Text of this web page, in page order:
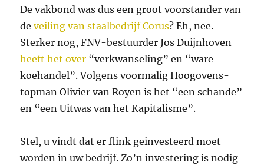
De vakbond was dus een groot voorstander van
deveiling van staalbedrijf Corus? Eh, nee.
Sterker nog, FNV-bestuurder Jos Duijnhoven
heeft het over “verkwanseling” en “ware
koehandel”. Volgens voormalig Hoogovens-
topman Olivier van Royen is het “een schande”
en “een Uitwas van het Kapitalisme”.
Stel, u vindt dat er flink geinvesteerd moet
worden in uw bedrijf. Zo’n investering is nodig